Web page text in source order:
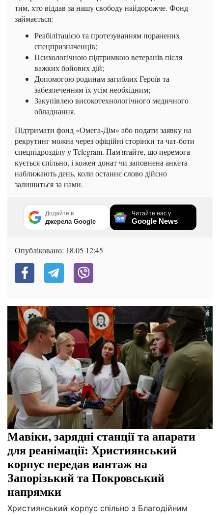
тим, хто віддав за нашу свободу найдорожче. Фонд
займається:
Реабілітацією та протезуванням поранених
спецпризначенців;
Психологічною підтримкою ветеранів після
важких бойових дій;
Допомогою родинам загиблих Героїв та
забезпеченням їх усім необхідним;
Закупівлею високотехнологічного медичного
обладнання.
Підтримати фонд «Омега-Дім» або подати заявку на
рекрутинг можна через офіційні сторінки та чат-боти
спецпідрозділу у Telegram. Пам'ятайте, що перемога
кується спільно, і кожен донат чи заповнена анкета
наближають день, коли останнє слово дійсно
залишиться за нами.
Додайте в
джерела Google
Читайте нас у
Google News
Опубліковано: 18.05 12:45
Мавіки, зарядні станції та апарати
для реанімації: Християнський
корпус передав вантаж на
Запорізький та Покровський
напрямки
Християнський корпус спільно з Благодійним